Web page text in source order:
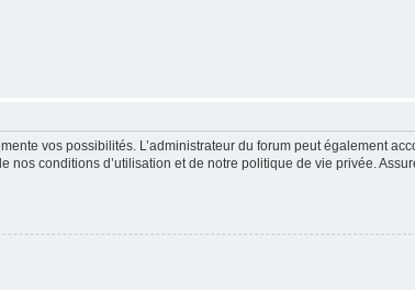
vos possibilités. L’administrateur du forum peut également
conditions d’utilisation et de notre politique de vie privée.